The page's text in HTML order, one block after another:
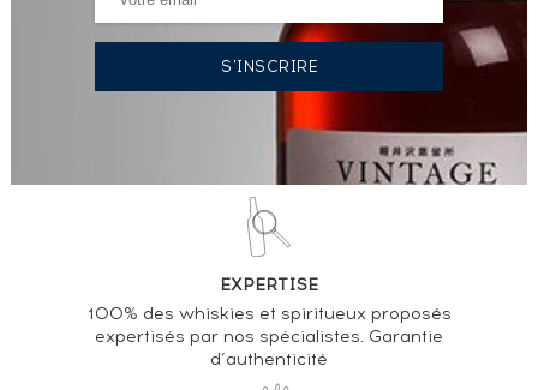
EXPERTISE
100% des whiskies et spiritueux proposés
expertisés par nos spécialistes. Garantie
d’authenticité